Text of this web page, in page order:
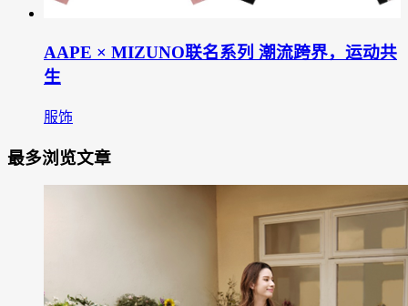
AAPE × MIZUNO联名系列 潮流跨界，运动共
生
服饰
最多浏览文章